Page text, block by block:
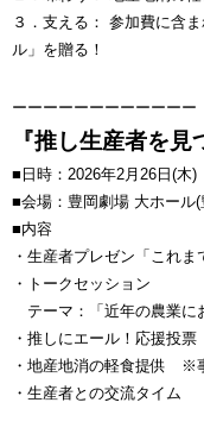
３．支える： 参加費に含
ル」を贈る！
ーーーーーーーーーーーー
『推し生産者を見
■日時：2026年2月26日(木
■会場：豊岡劇場 大ホール
■内容
・生産者プレゼン「これま
・トークセッション
テーマ：「近年の農業に
・推しにエール！応援投票
・地産地消の軽食提供 ※
・生産者との交流タイム